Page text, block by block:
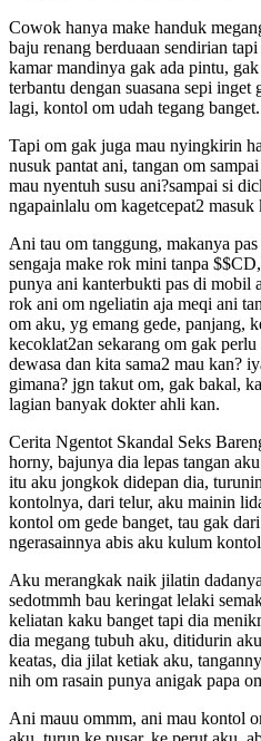
Cowok hanya make handuk
baju renang berduaan sendirian
kamar mandinya gak ada pintu,
terbantu dengan suasana sepi
lagi, kontol om udah tegang banget.
Tapi om gak juga mau nyingkirin
nusuk pantat ani, tangan om
mau nyentuh susu ani?sampai si
ngapainlalu om kagetcepat2
Ani tau om tanggung, makanya
sengaja make rok mini tanpa
punya ani kanterbukti pas di mobil
rok ani om ngeliatin aja meqi ani
om aku, yg emang gede, panjang,
kecoklat2an sekarang om gak
dewasa dan kita sama2 mau kan?
gimana? jgn takut om, gak bakal,
lagian banyak dokter ahli kan.
Cerita Ngentot Skandal Seks
horny, bajunya dia lepas tangan
itu aku jongkok didepan dia,
kontolnya, dari telur, aku mainin
kontol om gede banget, tau gak
ngerasainnya abis aku kulum
Aku merangkak naik jilatin
sedotmmh bau keringat lelaki
keliatan kaku banget tapi dia
dia megang tubuh aku, ditidurin
keatas, dia jilat ketiak aku,
nih om rasain punya anigak papa
Ani mauu ommm, ani mau kontol